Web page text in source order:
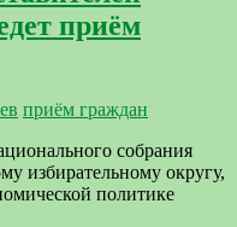
приём
приём граждан
собрания
избирательному округу,
политике